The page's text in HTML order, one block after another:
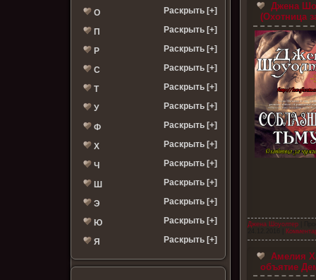
О Раскрыть [+]
П Раскрыть [+]
Р Раскрыть [+]
С Раскрыть [+]
Т Раскрыть [+]
У Раскрыть [+]
Ф Раскрыть [+]
Х Раскрыть [+]
Ч Раскрыть [+]
Ш Раскрыть [+]
Э Раскрыть [+]
Ю Раскрыть [+]
Я Раскрыть [+]
Джена
(Охотница
Джена Шоуолтер
Амелия
объятие